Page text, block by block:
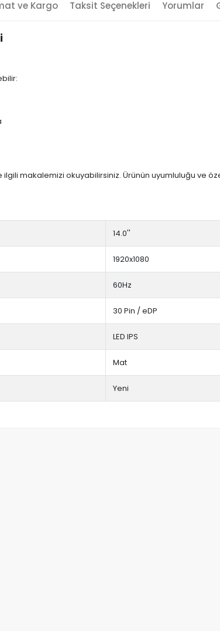
ve Kargo Taksit Seçenekleri Yorumlar
ilgili makalemizi okuyabilirsiniz. Ürünün uyumluluğu
14.0''
1920x1080
60Hz
30 Pin / eDP
LED IPS
Mat
Yeni